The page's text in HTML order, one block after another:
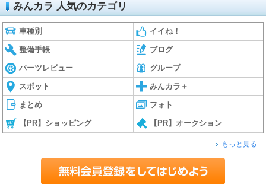
みんカラ 人気のカテゴリ
車種別 イイね！
整備手帳 ブログ
パーツレビュー グループ
スポット みんカラ＋
まとめ フォト
【PR】ショッピング 【PR】オークション
もっと見る